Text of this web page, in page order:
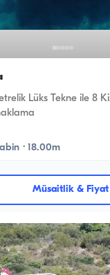
Lüks Tekne ile 8
· 18.00m
Müsaitlik & Fiyat